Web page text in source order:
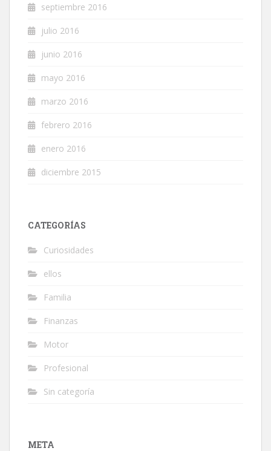
septiembre 2016
julio 2016
junio 2016
mayo 2016
marzo 2016
febrero 2016
enero 2016
diciembre 2015
CATEGORÍAS
Curiosidades
ellos
Familia
Finanzas
Motor
Profesional
Sin categoría
META